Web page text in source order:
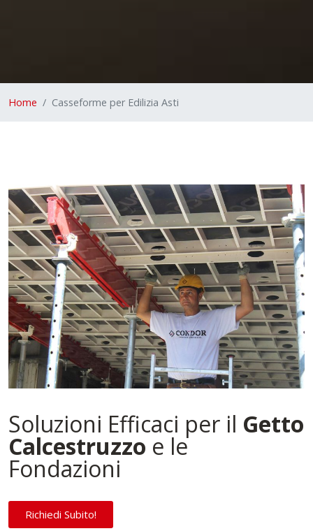
Home Casseforme per Edilizia Asti
Soluzioni Efficaci per il Getto
Calcestruzzo e le
Fondazioni
Richiedi Subito!